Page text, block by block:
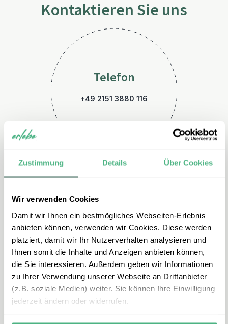
Zustimmung Details Über Cookies
Wir verwenden Cookies
Damit wir Ihnen ein bestmögliches Webseiten-Erlebnis
anbieten können, verwenden wir Cookies. Diese werden
platziert, damit wir Ihr Nutzerverhalten analysieren und
Ihnen somit die Inhalte und Anzeigen anbieten können,
die Sie interessieren. Außerdem geben wir Informationen
zu Ihrer Verwendung unserer Webseite an Drittanbieter
(z.B. soziale Medien) weiter. Sie können Ihre Einwilligung
jederzeit ändern oder widerrufen.
Kontaktieren Sie uns
Telefon
+49 2151 3880 116
E-Mail
australien@erlebe.de